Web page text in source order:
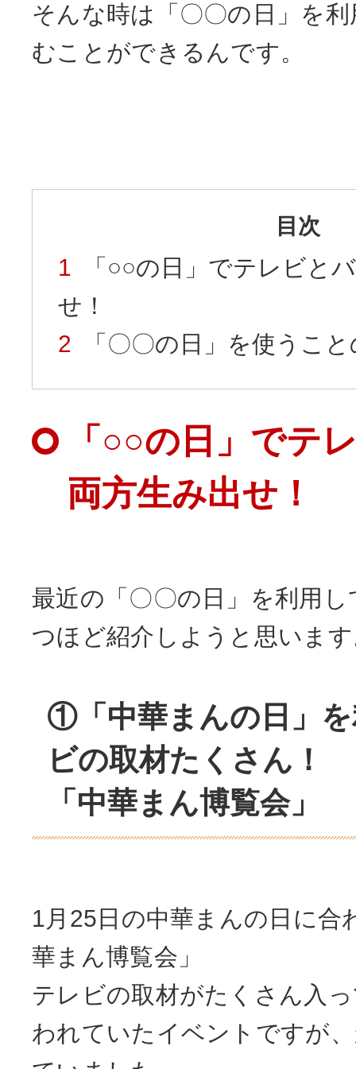
そんな時は「〇〇の日」を
むことができるんです。
目次
「○○の日」でテレビと
せ！
「〇〇の日」を使うこ
「○○の日」でテ
両方生み出せ！
最近の「〇〇の日」を利用
つほど紹介しようと思いま
①「中華まんの日」
ビの取材たくさん！
「中華まん博覧会」
1月25日の中華まんの日に合
華まん博覧会」
テレビの取材がたくさん入
われていたイベントですが